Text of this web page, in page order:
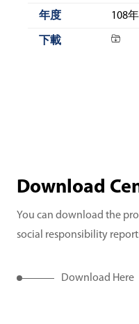
108
Download
You can download the
social responsibility
Download Here